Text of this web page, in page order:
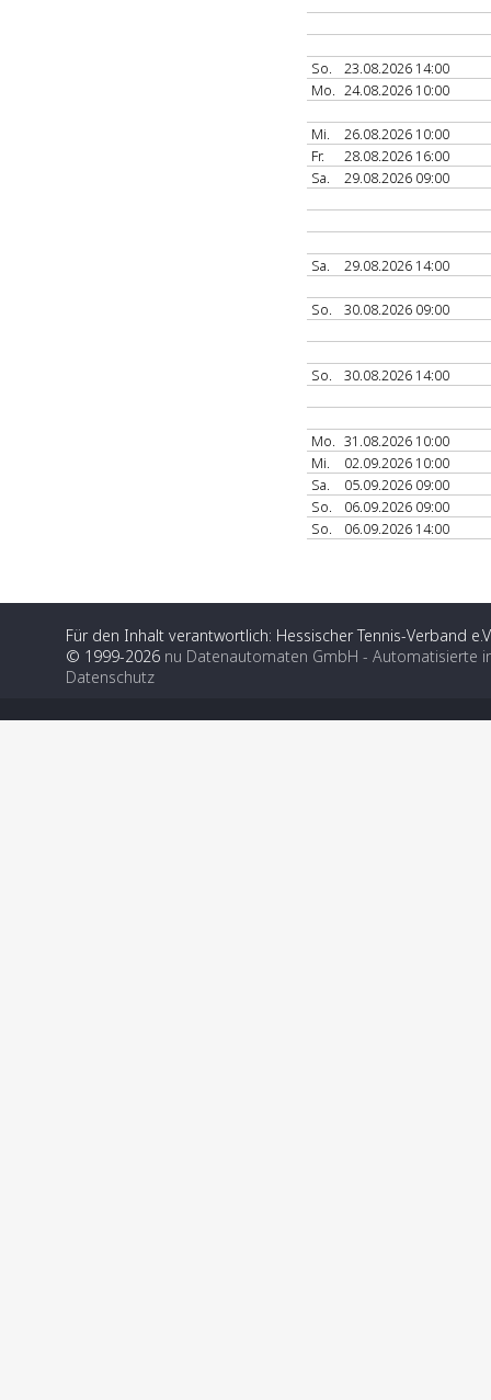
So.
23.08.2026 14:00
Mo. 24.08.2026 10:00
Mi.
26.08.2026 10:00
Fr.
28.08.2026 16:00
Sa.
29.08.2026 09:00
Sa. 29.08.2026 14:00
So. 30.08.2026 09:00
So. 30.08.2026 14:00
Mo. 31.08.2026 10:00
Mi.
02.09.2026 10:00
Sa.
05.09.2026 09:00
So.
06.09.2026 09:00
So.
06.09.2026 14:00
Für den Inhalt verantwortlich: Hessischer Tennis-Verband
© 1999-2026 nu Datenautomaten GmbH - Automatisierte
Datenschutz